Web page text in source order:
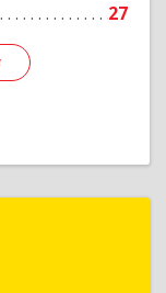
27
г, Советский